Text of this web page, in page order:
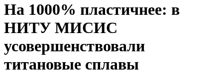
На 1000% пластичнее: в
НИТУ МИСИС
усовершенствовали
титановые сплавы